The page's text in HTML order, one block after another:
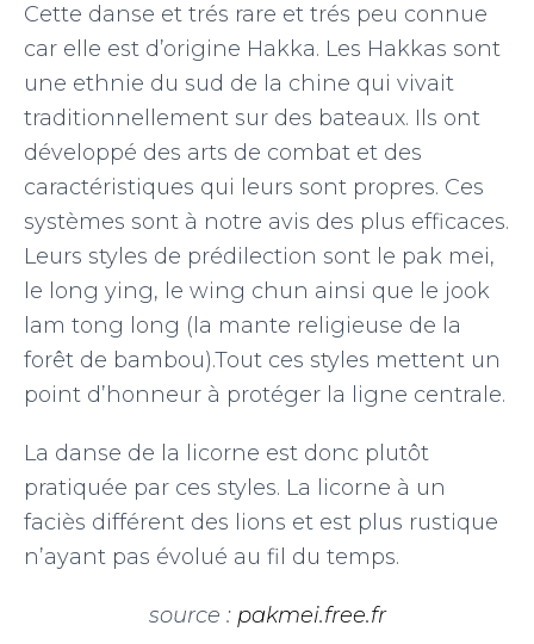
Cette danse et trés rare et trés peu connue
car elle est d’origine Hakka. Les Hakkas sont
une ethnie du sud de la chine qui vivait
traditionnellement sur des bateaux. Ils ont
développé des arts de combat et des
caractéristiques qui leurs sont propres. Ces
systèmes sont à notre avis des plus efficaces.
Leurs styles de prédilection sont le pak mei,
le long ying, le wing chun ainsi que le jook
lam tong long (la mante religieuse de la
forêt de bambou).Tout ces styles mettent un
point d’honneur à protéger la ligne centrale.
La danse de la licorne est donc plutôt
pratiquée par ces styles. La licorne à un
faciès différent des lions et est plus rustique
n’ayant pas évolué au fil du temps.
source : pakmei.free.fr